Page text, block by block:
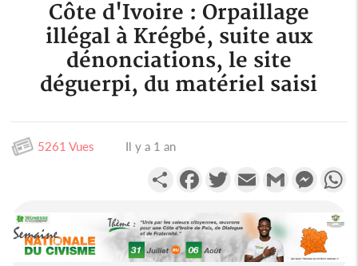
Côte d'Ivoire : Orpaillage
illégal à Krégbé, suite aux
dénonciations, le site
déguerpi, du matériel saisi
5261 Vues Il y a 1 an
PartagerFacebookTwitterEmail Gmail